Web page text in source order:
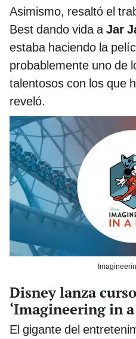
Asimismo, resaltó el
Best dando vida aJar
estaba haciendo la
probablemente uno de
talentosos con los que
reveló.
Disney lanza
‘Imagineering in
El gigante del